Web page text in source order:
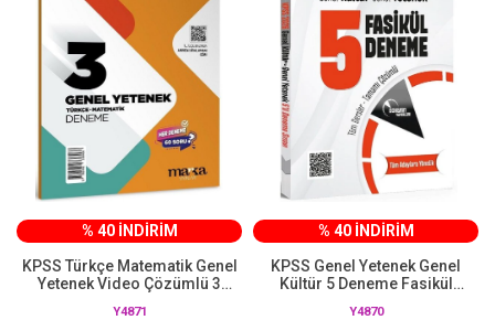
% 40 İNDİRİM
KPSS Türkçe Matematik Genel
Yetenek Video Çözümlü 3
Y4871
% 40 İNDİRİM
KPSS Genel Yetenek Genel
Kültür 5 Deneme Fasikül
Y4870